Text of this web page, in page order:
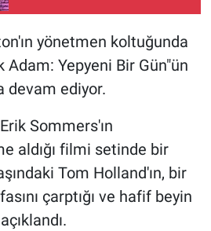
yönetmen koltuğunda
Yepyeni Bir Gün"ün
devam ediyor.
Sommers'ın
aldığı filmi setinde bir
Tom Holland'ın, bir
çarptığı ve hafif beyin